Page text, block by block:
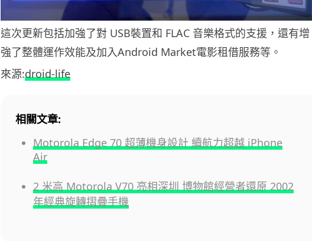
這次更新包括加強了對 USB裝置和 FLAC 音樂格式的支援，還有增
強了整體運作效能及加入Android Market電影租借服務等。
來源:droid-life
相關文章:
Motorola Edge 70 超薄機身設計 續航力超越 iPhone
Air
2 米高 Motorola V70 亮相深圳 博物館經營者還原 2002
年經典旋轉摺疊手機